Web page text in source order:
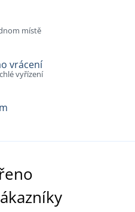
místě
vrácení
vyřízení